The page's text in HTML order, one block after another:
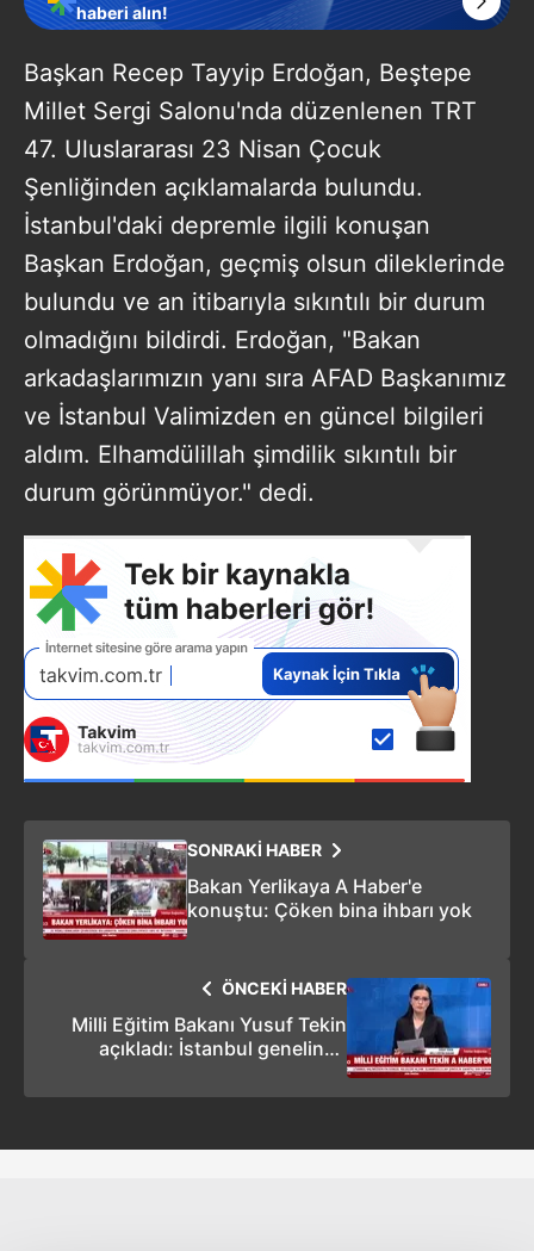
haberi alın!
Başkan Recep Tayyip Erdoğan, Beştepe
Millet Sergi Salonu'nda düzenlenen TRT
47. Uluslararası 23 Nisan Çocuk
Şenliğinden açıklamalarda bulundu.
İstanbul'daki depremle ilgili konuşan
Başkan Erdoğan, geçmiş olsun dileklerinde
bulundu ve an itibarıyla sıkıntılı bir durum
olmadığını bildirdi. Erdoğan, "Bakan
arkadaşlarımızın yanı sıra AFAD Başkanımız
ve İstanbul Valimizden en güncel bilgileri
aldım. Elhamdülillah şimdilik sıkıntılı bir
durum görünmüyor." dedi.
SONRAKİ HABER
Bakan Yerlikaya A Haber'e
konuştu: Çöken bina ihbarı yok
ÖNCEKİ HABER
Milli Eğitim Bakanı Yusuf Tekin
açıkladı: İstanbul genelinde